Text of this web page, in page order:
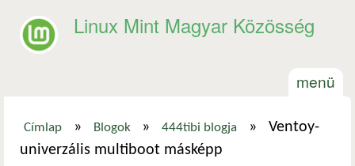
Linux Mint Magyar Közösség
menü
Jelenlegi hely
Címlap » Blogok » 444tibi blogja »
Ventoy-
univerzális multiboot másképp